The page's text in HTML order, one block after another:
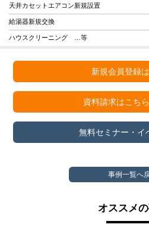
天井カセットエアコン新規設置
給湯器新規交換
ハウスクリーニング …等
新規会員登録は
資料請求はこち
無料セミナー・ イ
事例一覧へ
オススメ